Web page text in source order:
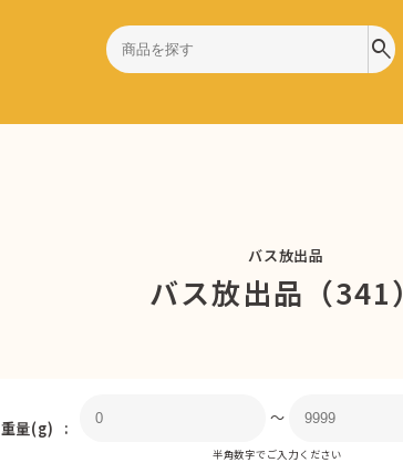
search
バス放出品
バス放出品（341）
重量(g)
〜
半角数字でご入力ください